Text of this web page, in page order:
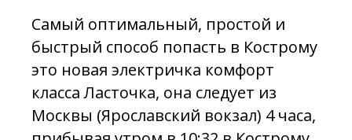
Самый оптимальный, простой и
быстрый способ попасть в Кострому
это новая электричка комфорт
класса Ласточка, она следует из
Москвы (Ярославский вокзал) 4 часа,